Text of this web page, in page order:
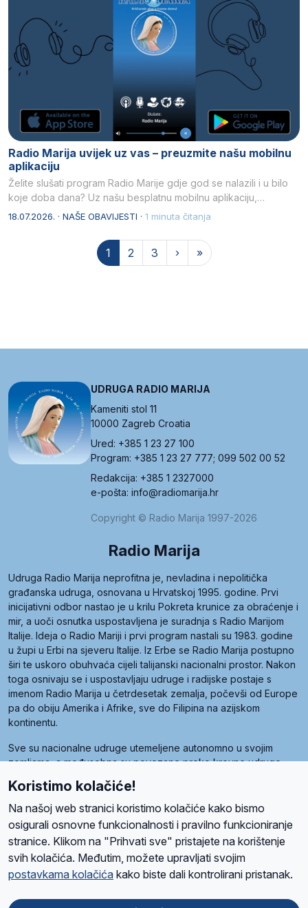
Radio Marija uvijek uz vas – preuzmite našu mobilnu
aplikaciju
Želite slušati program Radio Marije gdje god se nalazili i u bilo
koje doba dana? Uz našu besplatnu mobilnu aplikaciju,…
18.07.2026. · NAŠE OBAVIJESTI · 1 minuta čitanja
Current Page
1 Page
2 Page
3 › »
UDRUGA RADIO MARIJA
Kameniti stol 11
10000 Zagreb Croatia
Ured: +385 1 23 27 100
Program: +385 1 23 27 777; 099 502 00 52
Redakcija: +385 1 2327000
e-pošta: info@radiomarija.hr
Copyright © Radio Marija 1997-2026
Radio Marija
Udruga Radio Marija neprofitna je, nevladina i nepolitička
građanska udruga, osnovana u Hrvatskoj 1995. godine. Prvi
inicijativni odbor nastao je u krilu Pokreta krunice za obraćenje i
mir, a uoči osnutka uspostavljena je suradnja s Radio Marijom
Italije. Ideja o Radio Mariji i prvi program nastali su 1983. godine
u župi u Erbi na sjeveru Italije. Iz Erbe se Radio Marija postupno
širi te uskoro obuhvaća cijeli talijanski nacionalni prostor. Nakon
toga osnivaju se i uspostavljaju udruge i radijske postaje s
imenom Radio Marija u četrdesetak zemalja, počevši od Europe
pa do obiju Amerika i Afrike, sve do Filipina na azijskom
kontinentu.
Sve su nacionalne udruge utemeljene autonomno u svojim
zemljama, a međusobna su povezane preko krovne udruge
Radio Maria). Svjetsku obitelj utemeljilo je sedam članica, među
kojima je i hrvatska Udruga Radio Marija.
O namaRadio ProgramVolonteriPrijateljiKontaktPravila privatnosti
Ova stranica je zaštićena Google reCAPTCHA sustavom
Koristimo kolačiće!
Na našoj web stranici koristimo kolačiće kako bismo
osigurali osnovne funkcionalnosti i pravilno funkcioniranje
stranice. Klikom na "Prihvati sve" pristajete na korištenje
svih kolačića. Međutim, možete upravljati svojim
postavkama kolačića kako biste dali kontrolirani pristanak.